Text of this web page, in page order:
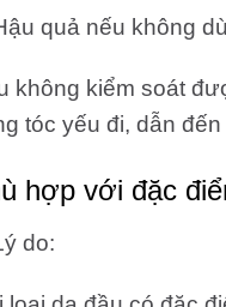
quả nếu không
không kiểm soát
tóc yếu đi, dẫn
hợp với đặc
do: